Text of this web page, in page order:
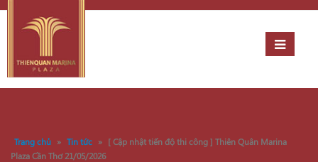
Trang chủ » Tin tức » [ Cập nhật tiến độ thi công ] Thiên Quân Marina
Plaza Cần Thơ 21/05/2026